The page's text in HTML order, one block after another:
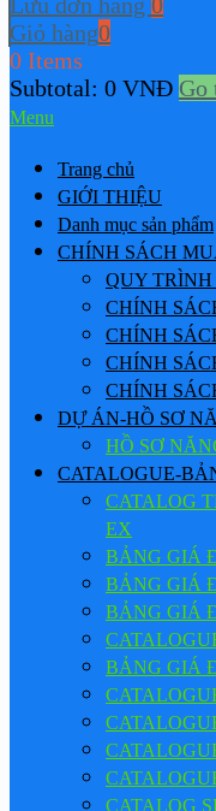
Giỏ hàng0
0 Items
Subtotal: 0 VNĐ Go
Menu
Trang chủ
GIỚI THIỆU
Danh mục sản phẩm
CHÍNH SÁCH
QUY
CHÍNH
CHÍNH
CHÍNH
CHÍNH
DỰ ÁN-HỒ SƠ
HỒ SƠ
CATALOGUE-
CATALOG
EX
BẢNG GIÁ
BẢNG GIÁ
BẢNG GIÁ
BẢNG GIÁ
CATALOG